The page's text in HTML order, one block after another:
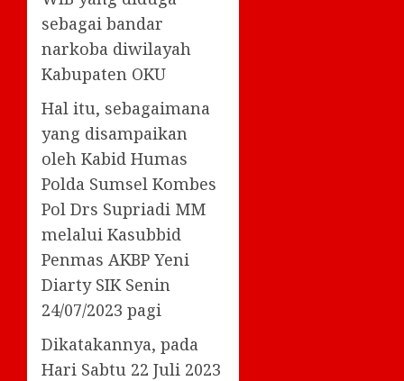
sebagai bandar
narkoba diwilayah
Kabupaten OKU
Hal itu, sebagaimana
yang disampaikan
oleh Kabid Humas
Polda Sumsel Kombes
Pol Drs Supriadi MM
melalui Kasubbid
Penmas AKBP Yeni
Diarty SIK Senin
24/07/2023 pagi
Dikatakannya, pada
Hari Sabtu 22 Juli 2023